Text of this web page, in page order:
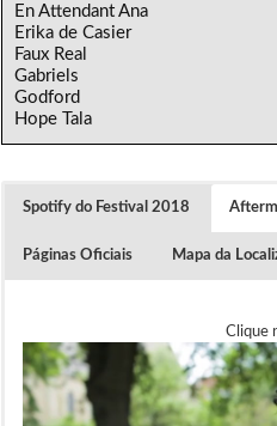
En Attendant Ana
Erika de Casier
Faux Real
Gabriels
Godford
Hope Tala
Spotify do Festival 2018
Páginas Oficiais Mapa da
Clique